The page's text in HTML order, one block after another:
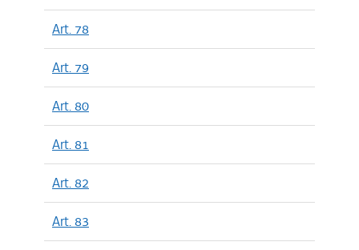
Art. 78
Art. 79
Art. 80
Art. 81
Art. 82
Art. 83